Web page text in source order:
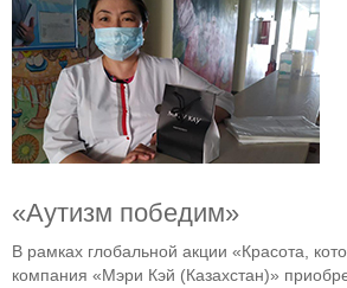
«Аутизм победим»
В рамках глобальной акции «Красота,
компания «Мэри Кэй (Казахстан)»